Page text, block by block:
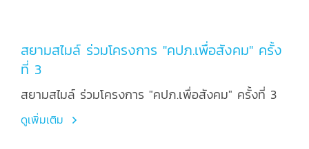
สยามสไมล์ ร่วมโครงการ "คปภ.เพื่อสังคม" ครั้ง
ที่ 3
สยามสไมล์ ร่วมโครงการ "คปภ.เพื่อสังคม" ครั้งที่ 3
ดูเพิ่มเติม